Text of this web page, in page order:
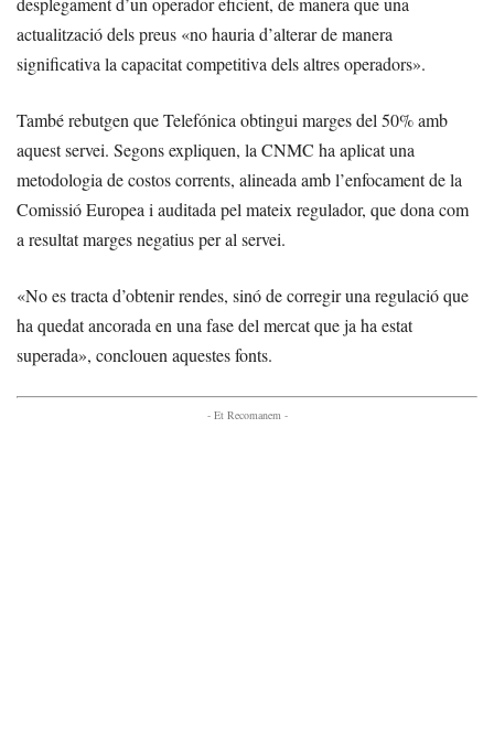
actualització dels preus «no hauria d’alterar de manera
significativa la capacitat competitiva dels altres operadors».
També rebutgen que Telefónica obtingui marges del 50% amb
aquest servei. Segons expliquen, la CNMC ha aplicat una
metodologia de costos corrents, alineada amb l’enfocament de la
Comissió Europea i auditada pel mateix regulador, que dona com
a resultat marges negatius per al servei.
«No es tracta d’obtenir rendes, sinó de corregir una regulació que
ha quedat ancorada en una fase del mercat que ja ha estat
superada», conclouen aquestes fonts.
- Et Recomanem -